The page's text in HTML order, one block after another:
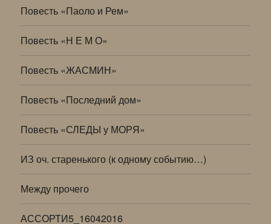
Повесть «Паоло и Рем»
Повесть «Н Е М О»
Повесть «ЖАСМИН»
Повесть «Последний дом»
Повесть «СЛЕДЫ у МОРЯ»
ИЗ оч. старенького (к одному событию…)
Между прочего
АССОРТИ5_16042016